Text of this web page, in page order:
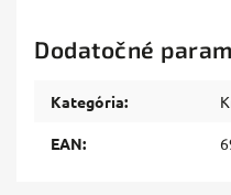
Dodatočné
Kategória:
EAN: